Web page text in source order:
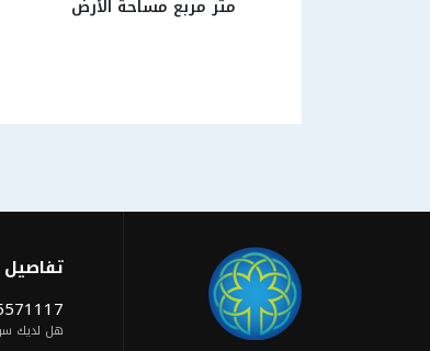
متر مربع مساحة الأرض
تفاصيل
هل لديك